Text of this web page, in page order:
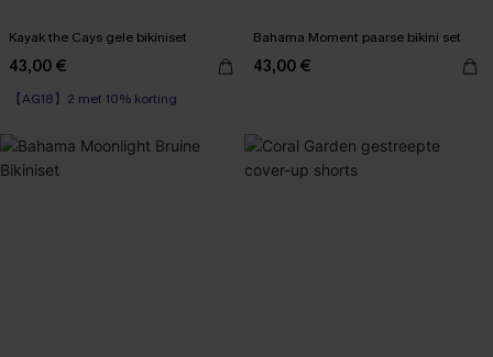
Kayak the Cays gele bikiniset
43,00 €
【AG18】2 met 10% korting
Op voorraad
Bahama Moment paarse bikini set
43,00 €